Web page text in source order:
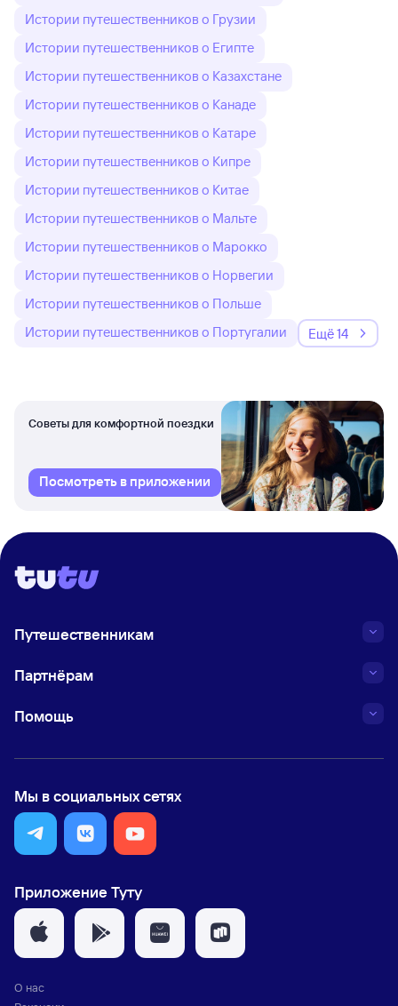
Истории путешественников о Грузии
Истории путешественников о Египте
Истории путешественников о Казахстане
Истории путешественников о Канаде
Истории путешественников о Катаре
Истории путешественников о Кипре
Истории путешественников о Китае
Истории путешественников о Мальте
Истории путешественников о Марокко
Истории путешественников о Норвегии
Истории путешественников о Польше
Истории путешественников о Португалии
Ещё 14
Советы для комфортной поездки
Посмотреть в приложении
Путешественникам
Партнёрам
Помощь
Мы в социальных сетях
Приложение Туту
О нас